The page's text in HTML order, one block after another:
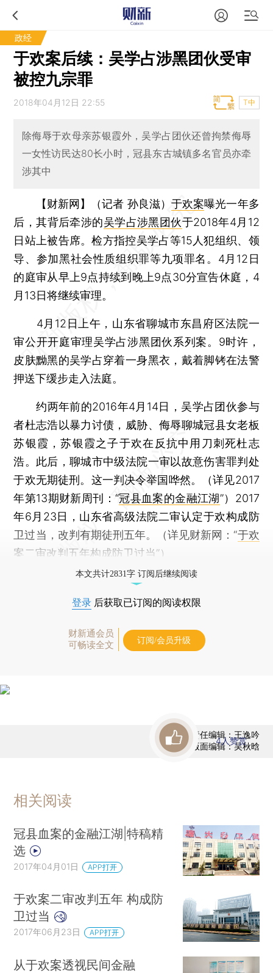
政经
于欢案后续：吴学占涉黑团伙受审
被控九宗罪
2018年04月12日 22:55 T中
除侮辱于欢母亲苏银霞外，吴学占团伙还曾拘禁侮辱
一女性访民达80长小时，冠县东古城镇多名官员亦牵
涉其中
【财新网】（记者 孙良滋） 于欢案曝光一年多
后，其背后牵涉的吴学占涉黑团伙于2018年4月12
日站上被告席。检方指控吴学占等15人犯组织、领
导、参加黑社会性质组织罪等九项罪名。4月12日
的庭审从早上9点持续到晚上9点30分宣告休庭，4
月13日将继续审理。
4月12日上午，山东省聊城市东昌府区法院一
审公开开庭审理吴学占涉黑团伙系列案。9时许，
皮肤黝黑的吴学占穿着一身黑衣，戴着脚铐在法警
押送下缓步走入法庭。
约两年前的2016年4月14日，吴学占团伙参与
者杜志浩以暴力讨债，威胁、侮辱聊城冠县女老板
苏银霞，苏银霞之子于欢在反抗中用刀刺死杜志
浩。此后，聊城市中级法院一审以故意伤害罪判处
于欢无期徒刑。这一判决令举国哗然。（详见2017
年第13期财新周刊：“冠县血案的金融江湖”）2017
年6月23日，山东省高级法院二审认定于欢构成防
卫过当，改判有期徒刑五年。（详见财新网：“于欢
案二审改判五年构成防卫过当”）
本文共计2831字 订阅后继续阅读
登录 后获取已订阅的阅读权限
财新通会员
可畅读全文
订阅/会员升级
责任编辑：王逸吟
版面编辑：吴秋晗
4人赞赏
相关阅读
冠县血案的金融江湖|特稿精
选
2017年04月01日 APP打开
于欢案二审改判五年 构成防
卫过当
2017年06月23日 APP打开
从于欢案透视民间金融